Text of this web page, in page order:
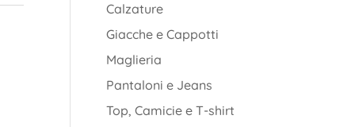
Calzature
Giacche e Cappotti
Maglieria
Pantaloni e Jeans
Top, Camicie e T-shirt